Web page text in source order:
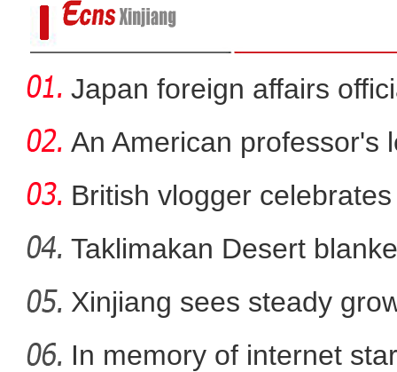
跟着花开游新疆 “赏花经济”
Japan foreign affairs
An American professor's
British vlogger
Taklimakan Desert
Xinjiang sees steady
In memory of internet